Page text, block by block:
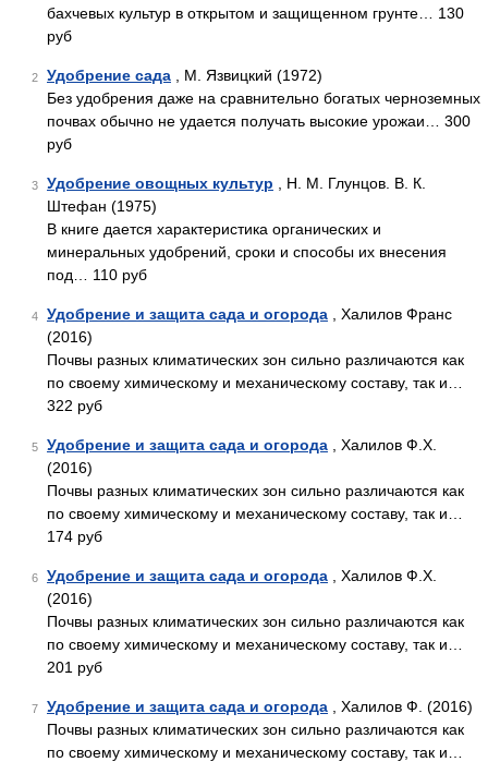
бахчевых культур в открытом и защищенном грунте… 130
руб
2 Удобрение сада , М. Язвицкий (1972)
Без удобрения даже на сравнительно богатых черноземных
почвах обычно не удается получать высокие урожаи… 300
руб
3 Удобрение овощных культур , Н. М. Глунцов. В. К.
Штефан (1975)
В книге дается характеристика органических и
минеральных удобрений, сроки и способы их внесения
под… 110 руб
4 Удобрение и защита сада и огорода , Халилов Франс
(2016)
Почвы разных климатических зон сильно различаются как
по своему химическому и механическому составу, так и…
322 руб
5 Удобрение и защита сада и огорода , Халилов Ф.Х.
(2016)
Почвы разных климатических зон сильно различаются как
по своему химическому и механическому составу, так и…
174 руб
6 Удобрение и защита сада и огорода , Халилов Ф.Х.
(2016)
Почвы разных климатических зон сильно различаются как
по своему химическому и механическому составу, так и…
201 руб
7 Удобрение и защита сада и огорода , Халилов Ф. (2016)
Почвы разных климатических зон сильно различаются как
по своему химическому и механическому составу, так и…